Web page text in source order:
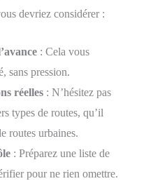
devriez considérer :
: Cela vous
sans pression.
réelles : N’hésitez pas
types de routes, qu’il
routes urbaines.
: Préparez une liste de
pour ne rien omettre.